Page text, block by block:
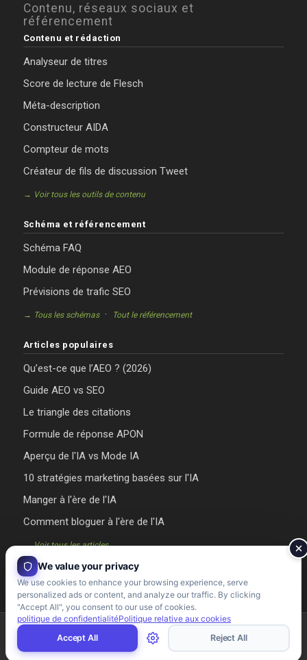
Contenu, réseaux sociaux et
référencement
Contenu et rédaction
Analyseur de titres
Score de lecture de Flesch
Méta-description
Constructeur AIDA
Compteur de mots
Créateur de fils de discussion Tweet
→ Voir tous les outils de contenu
Schéma et référencement
Schéma FAQ
Module de réponse AEO
Prévisions de trafic SEO
→ Tous les schémas· Tout le référencement
Articles populaires
Qu’est-ce que l’AEO ? (2026)
Guide AEO vs SEO
Le triangle des citations
Formule de réponse APON
Aperçu de l'IA vs Mode IA
10 stratégies marketing basées sur l'IA
Manger à l'ère de l'IA
Comment bloguer à l'ère de l'IA
→ Voir tous les articles
Agence Riman 2026 - Conçu et développé par l'Agence Riman
We value your privacy
We use cookies to enhance your browsing experience, serve
personalized ads or content, and analyze our traffic. By clicking
"Accept All", you consent to our use of cookies.
politique de confidentialitéPolitique relative aux cookies
Accept All
Reject All